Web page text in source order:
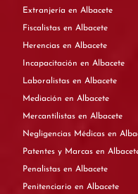
Extranjería en Albacete
Fiscalistas en Albacete
Herencias en Albacete
Incapacitación en Albacete
Laboralistas en Albacete
Mediación en Albacete
Mercantilistas en Albacete
Negligencias Médicas
Patentes y Marcas en
Penalistas en Albacete
Penitenciario en Albacete